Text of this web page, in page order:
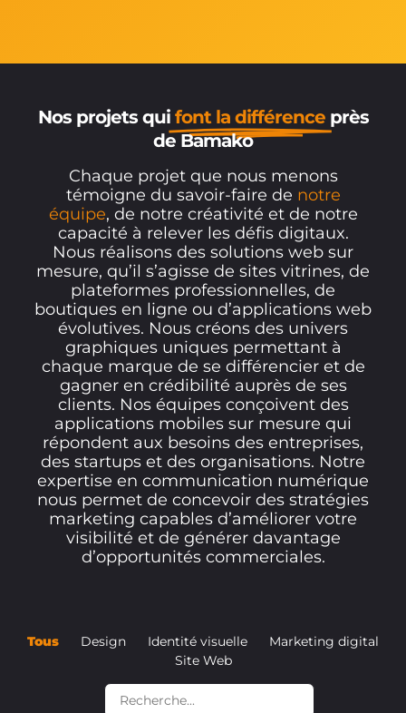
Nos projets qui font la différence près
de Bamako
Chaque projet que nous menons
témoigne du savoir-faire de notre
équipe, de notre créativité et de notre
capacité à relever les défis digitaux.
Nous réalisons des solutions web sur
mesure, qu’il s’agisse de sites vitrines, de
plateformes professionnelles, de
boutiques en ligne ou d’applications web
évolutives. Nous créons des univers
graphiques uniques permettant à
chaque marque de se différencier et de
gagner en crédibilité auprès de ses
clients. Nos équipes conçoivent des
applications mobiles sur mesure qui
répondent aux besoins des entreprises,
des startups et des organisations. Notre
expertise en communication numérique
nous permet de concevoir des stratégies
marketing capables d’améliorer votre
visibilité et de générer davantage
d’opportunités commerciales.
Tous Design Identité visuelle
Marketing digital
Site Web